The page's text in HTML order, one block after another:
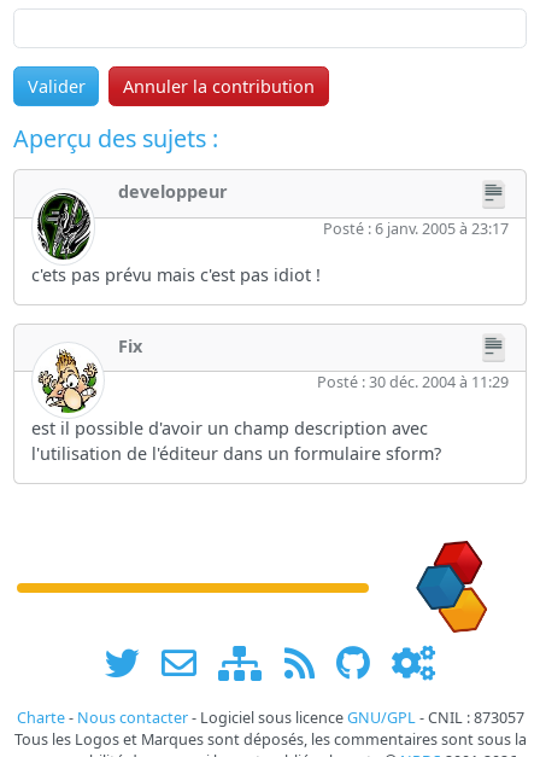
Valider Annuler la contribution
Aperçu des sujets :
developpeur
Posté : 6 janv. 2005 à 23:17
c'ets pas prévu mais c'est pas idiot !
Fix
Posté : 30 déc. 2004 à 11:29
est il possible d'avoir un champ description avec
l'utilisation de l'éditeur dans un formulaire sform?
Charte- Nous contacter- Logiciel sous licenceGNU/GPL- CNIL : 873057
Tous les Logos et Marques sont déposés, les commentaires sont sous la